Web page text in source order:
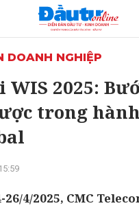
DOANH NGHIỆP
WIS 2025:
trong
4/2025, CMC